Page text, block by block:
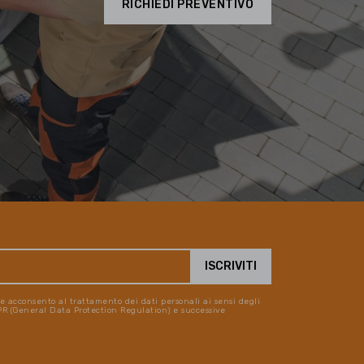
RICHIEDI PREVENTIVO
acconsento al trattamento dei dati personali ai sensi degli
(General Data Protection Regulation) e successive